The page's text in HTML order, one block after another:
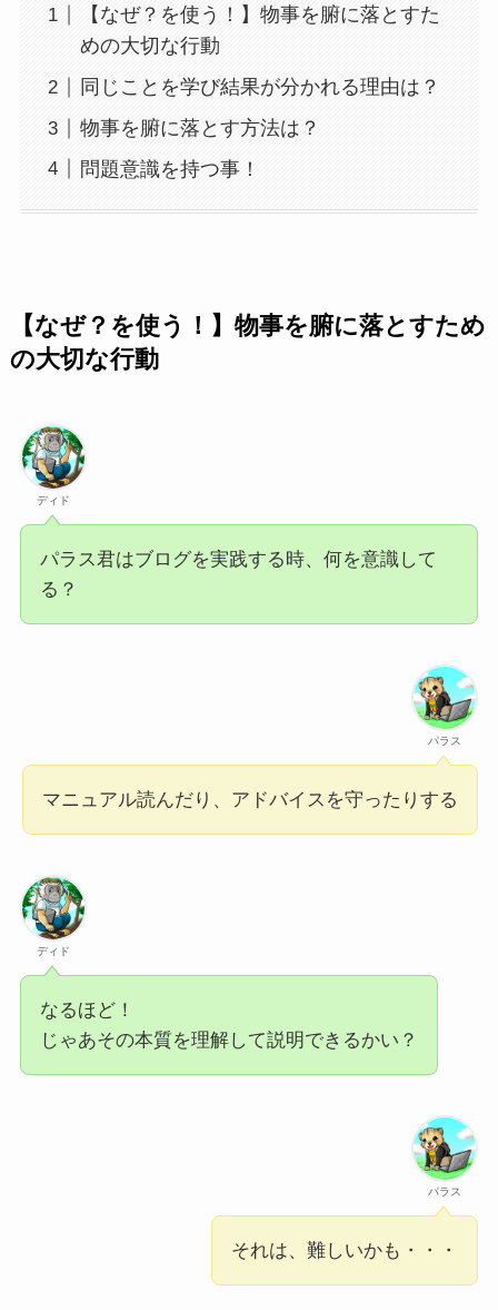
【なぜ？を使う！】物事を腑に落とすた
めの大切な行動
同じことを学び結果が分かれる理由は？
物事を腑に落とす方法は？
問題意識を持つ事！
【なぜ？を使う！】物事を腑に落とすため
の大切な行動
ディド
パラス君はブログを実践する時、何を意識して
る？
パラス
マニュアル読んだり、アドバイスを守ったりする
ディド
なるほど！
じゃあその本質を理解して説明できるかい？
パラス
それは、難しいかも・・・